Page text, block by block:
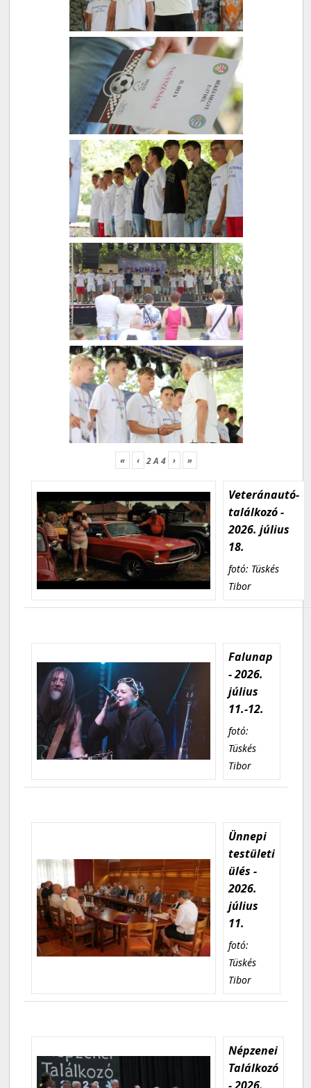
« ‹ 2A 4 › »
Veteránautó-
találkozó -
2026. július
18.
fotó: Tüskés
Tibor
Falunap
- 2026.
július
11.-12.
fotó:
Tüskés
Tibor
Ünnepi
testületi
ülés -
2026.
július
11.
fotó:
Tüskés
Tibor
Népzenei
Találkozó